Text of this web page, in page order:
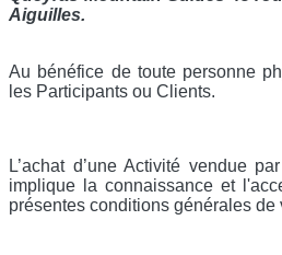
Aiguilles.
Au bénéfice de toute personne
les Participants ou Clients.
L’achat d’une Activité vendue
implique la connaissance et
présentes conditions générales de